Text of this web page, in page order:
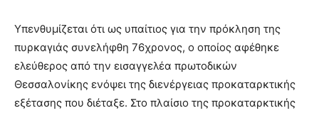
Υπενθυμίζεται ότι ως υπαίτιος για την πρόκληση της
πυρκαγιάς συνελήφθη 76χρονος, ο οποίος αφέθηκε
ελεύθερος από την εισαγγελέα πρωτοδικών
Θεσσαλονίκης ενόψει της διενέργειας προκαταρκτικής
εξέτασης που διέταξε. Στο πλαίσιο της προκαταρκτικής